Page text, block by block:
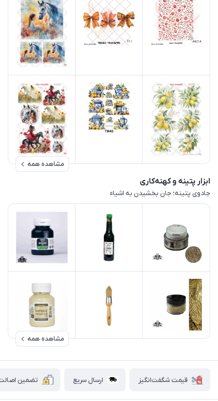
مشاهده همه
ابزار پتینه و کهنه‌کاری
جادوی پتینه؛ جان بخشیدن به اشیاء
مشاهده همه
قیمت شگفت‌انگیز ارسال سریع تضمین اصالت